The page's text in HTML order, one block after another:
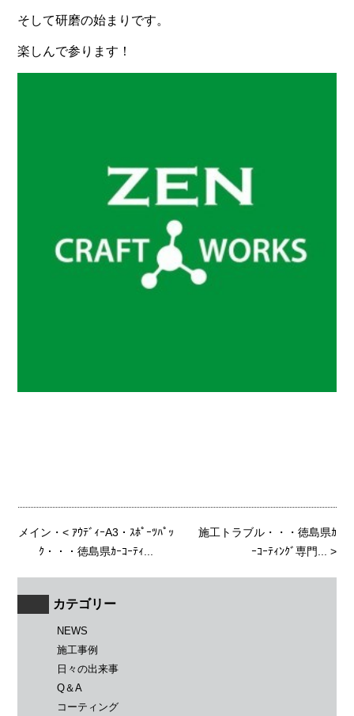
そして研磨の始まりです。
楽しんで参ります！
メイン ・< ｱｳﾃﾞｨｰA3・ｽﾎﾟｰﾂﾊﾟｯ
ｸ・・・徳島県ｶｰｺｰﾃｨ...
施工トラブル・・・徳島県ｶ
ｰｺｰﾃｨﾝｸﾞ専門...
>
カテゴリー
NEWS
施工事例
日々の出来事
Q＆A
コーティング